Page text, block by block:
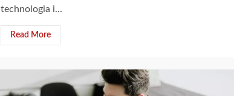
technologia i...
Read More